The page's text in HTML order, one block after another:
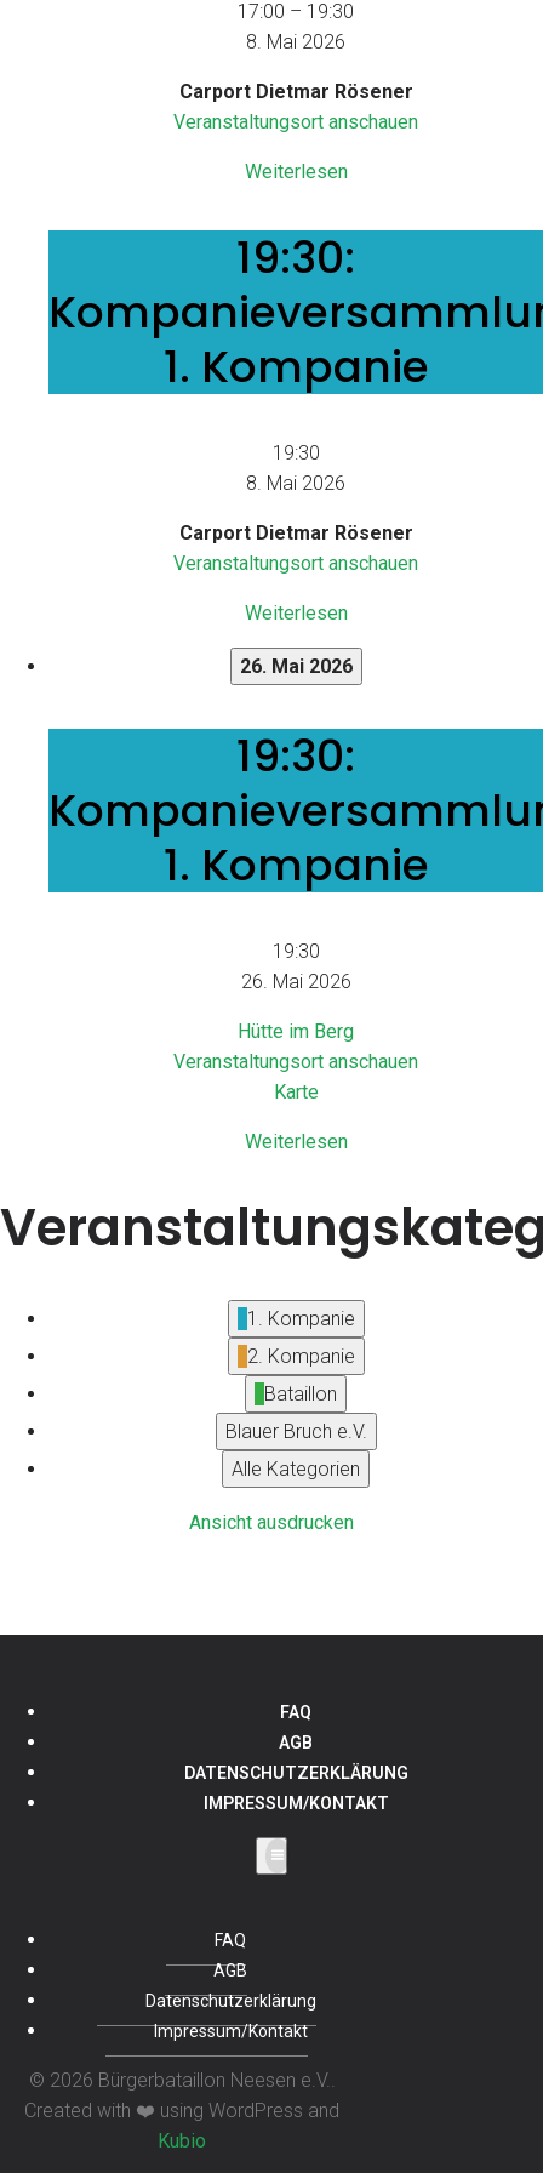
17:00 – 19:30
8. Mai 2026
Carport Dietmar Rösener
Veranstaltungsort anschauen
Weiterlesen
19:30:
Kompanieversammlung
1.
19:30:
1. Kompanie
19:30
8. Mai 2026
Carport Dietmar Rösener
Veranstaltungsort anschauen
Weiterlesen
26. Mai 2026
19:30:
Kompanieversammlung
1.
19:30:
1. Kompanie
19:30
26. Mai 2026
Hütte im Berg
Veranstaltungsort anschauen
KarteHütte
Berg
Weiterlesen
1. Kompanie
2. Kompanie
Bataillon
Blauer Bruch e.V.
Alle Kategorien
Ansicht ausdrucken
FAQ
AGB
DATENSCHUTZERKLÄRUNG
IMPRESSUM/KONTAKT
FAQ
AGB
Datenschutzerklärung
Impressum/Kontakt
© 2026 Bürgerbataillon Neesen e.V..
Created with ❤️ using WordPress and
Kubio